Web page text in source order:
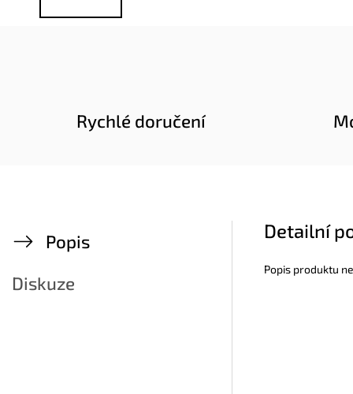
Rychlé doručení
Popis
Diskuze
Detailní
Popis produktu